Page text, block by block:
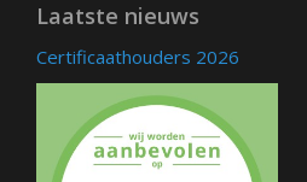
Laatste nieuws
Certificaathouders 2026